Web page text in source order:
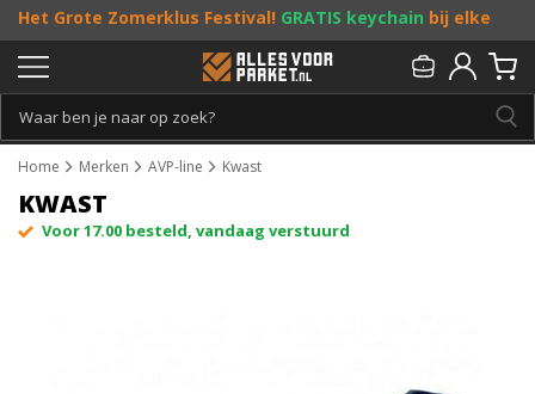
Het Grote Zomerklus Festival! GRATIS keychain bij elke
bestelling vanaf €25, entoffe acties! Doe je mee?
Persoonlijk & gratis advies:013 - 207 00 01
Home Merken AVP-line Kwast
KWAST
Voor 17.00 besteld, vandaag verstuurd